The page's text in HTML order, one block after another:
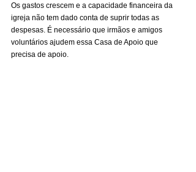
Os gastos crescem e a capacidade financeira da
igreja não tem dado conta de suprir todas as
despesas. É necessário que irmãos e amigos
voluntários ajudem essa Casa de Apoio que
precisa de apoio.